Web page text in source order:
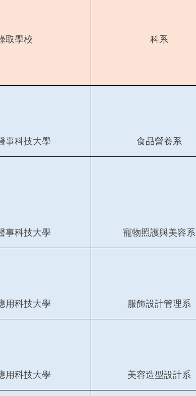
取學校 科系
事科技大學 食品營養系
事科技大學 寵物照護與美容系
用科技大學 服飾設計管理系
用科技大學 美容造型設計系